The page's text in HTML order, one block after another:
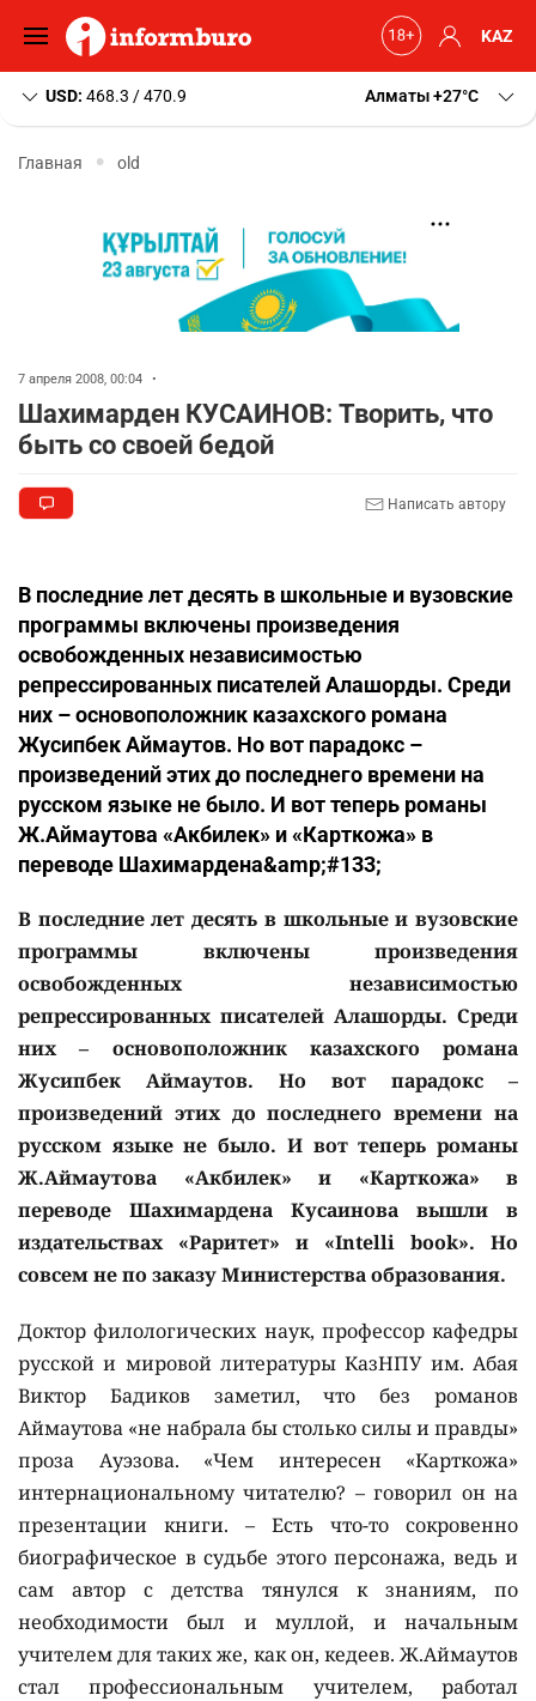
KAZ
USD: 468.3 / 470.9 Алматы+27 C
Главная old
7 апреля 2008, 00:04 •
Шахимарден КУСАИНОВ: Творить, что
быть со своей бедой
Написать автору
В последние лет десять в школьные и вузовские
программы включены произведения
освобожденных независимостью
репрессированных писателей Алашорды. Среди
них – основоположник казахского романа
Жусипбек Аймаутов. Но вот парадокс –
произведений этих до последнего времени на
русском языке не было. И вот теперь романы
Ж.Аймаутова «Акбилек» и «Карткожа» в
переводе Шахимардена&amp;#133;
В последние лет десять в школьные и вузовские
программы включены произведения
освобожденных независимостью
репрессированных писателей Алашорды. Среди
них – основоположник казахского романа
Жусипбек Аймаутов. Но вот парадокс –
произведений этих до последнего времени на
русском языке не было. И вот теперь романы
Ж.Аймаутова «Акбилек» и «Карткожа» в
переводе Шахимардена Кусаинова вышли в
издательствах «Раритет» и «Intelli book». Но
совсем не по заказу Министерства образования.
Доктор филологических наук, профессор кафедры
русской и мировой литературы КазНПУ им. Абая
Виктор Бадиков заметил, что без романов
Аймаутова «не набрала бы столько силы и правды»
проза Ауэзова. «Чем интересен «Карткожа»
интернациональному читателю? – говорил он на
презентации книги. – Есть что-то сокровенно
биографическое в судьбе этого персонажа, ведь и
сам автор с детства тянулся к знаниям, по
необходимости был и муллой, и начальным
учителем для таких же, как он, кедеев. Ж.Аймаутов
стал профессиональным учителем, работал